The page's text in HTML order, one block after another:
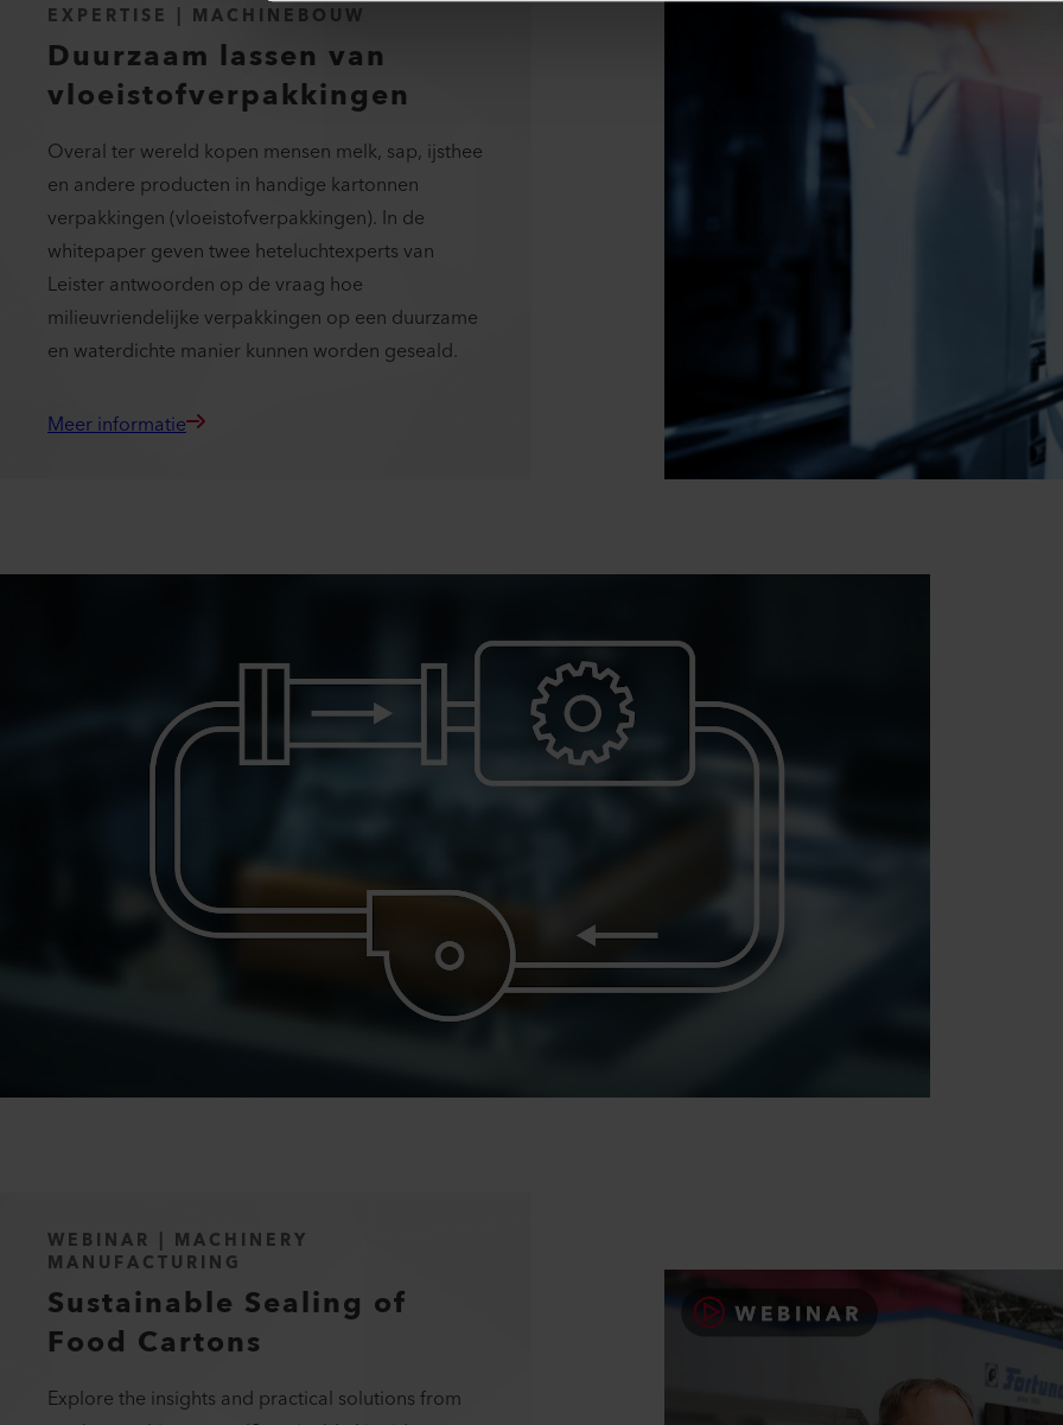
EXPERTISE | MACHINEBOUW
Duurzaam lassen van
vloeistofverpakkingen
Overal ter wereld kopen mensen melk, sap, ijsthee
en andere producten in handige kartonnen
verpakkingen (vloeistofverpakkingen). In de
whitepaper geven twee heteluchtexperts van
Leister antwoorden op de vraag hoe
milieuvriendelijke verpakkingen op een duurzame
en waterdichte manier kunnen worden geseald.
Meer informatie
WEBINAR | MACHINERY
MANUFACTURING
Sustainable Sealing of
Food Cartons
Explore the insights and practical solutions from